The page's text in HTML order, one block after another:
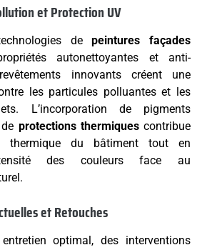
et Protection UV
depeintures façades
autonettoyantes et anti-
innovants créent une
les particules polluantes et les
L’incorporation de pigments
protections thermiquescontribue
thermique du bâtiment tout en
des couleurs face au
et Retouches
optimal, des interventions